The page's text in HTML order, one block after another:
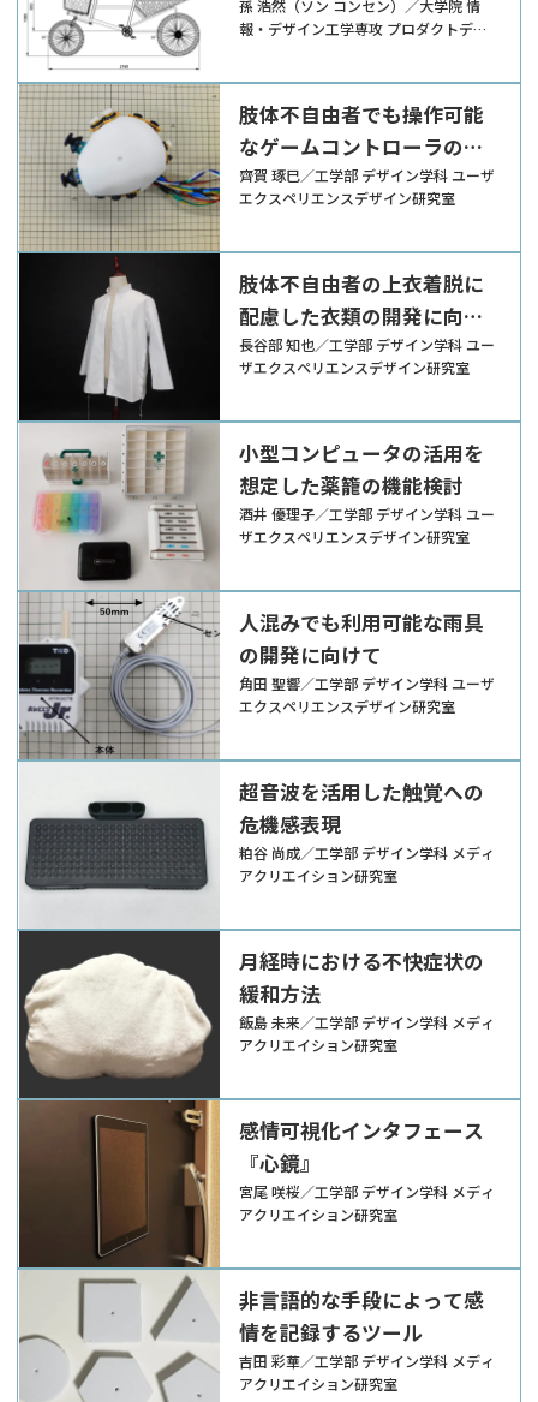
車デザイン
孫 浩然（ソン コンセン）／大学院 情
報・デザイン工学専攻 プロダクトデザ
肢体不自由者でも操作可能
なゲームコントローラの設
計と機能検証
齊賀 琢巳／工学部 デザイン学科 ユーザ
エクスペリエンスデザイン研究室
肢体不自由者の上衣着脱に
配慮した衣類の開発に向け
て
長谷部 知也／工学部 デザイン学科 ユー
ザエクスペリエンスデザイン研究室
小型コンピュータの活用を
想定した薬籠の機能検討
酒井 優理子／工学部 デザイン学科 ユー
ザエクスペリエンスデザイン研究室
人混みでも利用可能な雨具
の開発に向けて
角田 聖響／工学部 デザイン学科 ユーザ
エクスペリエンスデザイン研究室
超音波を活用した触覚への
危機感表現
粕谷 尚成／工学部 デザイン学科 メディ
アクリエイション研究室
月経時における不快症状の
緩和方法
飯島 未来／工学部 デザイン学科 メディ
アクリエイション研究室
感情可視化インタフェース
『心鏡』
宮尾 咲桜／工学部 デザイン学科 メディ
アクリエイション研究室
非言語的な手段によって感
情を記録するツール
吉田 彩華／工学部 デザイン学科 メディ
アクリエイション研究室